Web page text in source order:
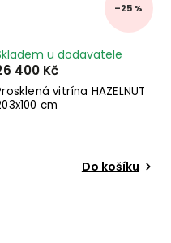
–25 %
vitrína HAZELNUT
cm
u dodavatele
400 Kč
Do košíku